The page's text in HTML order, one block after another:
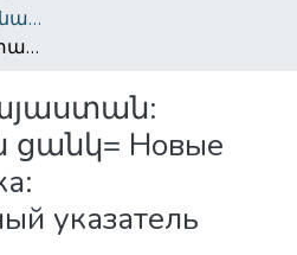
Տեղեկատու-մատենագիտական հրատարակություններ / Reference-Bibliographic Publications
Նոր գրքեր: Հայաստան: Ինֆորմացիոն ցանկ= Новые книги: Арменика: Информационный указатель
ցանկ= Новые
указатель